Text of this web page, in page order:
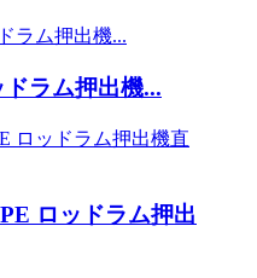
ラム押出機...
ロッドラム押出